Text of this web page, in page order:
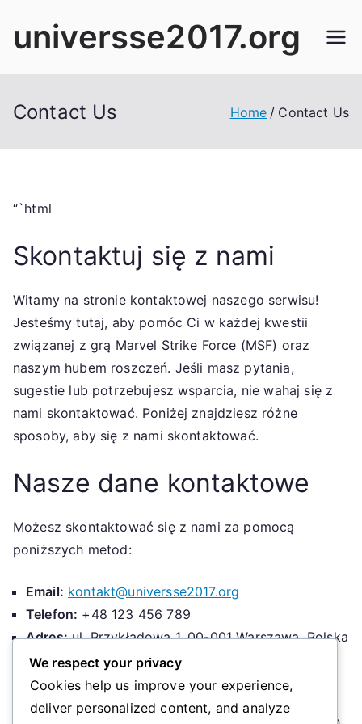
universse2017.org
Contact Us Home Contact Us
“`html
Skontaktuj się z nami
Witamy na stronie kontaktowej naszego serwisu!
Jesteśmy tutaj, aby pomóc Ci w każdej kwestii
związanej z grą Marvel Strike Force (MSF) oraz
naszym hubem roszczeń. Jeśli masz pytania,
sugestie lub potrzebujesz wsparcia, nie wahaj się z
nami skontaktować. Poniżej znajdziesz różne
sposoby, aby się z nami skontaktować.
Nasze dane kontaktowe
Możesz skontaktować się z nami za pomocą
poniższych metod:
Email: kontakt@universse2017.org
Telefon: +48 123 456 789
Adres:ul. Przykładowa 1, 00-001 Warszawa, Polska
Jak możemy Ci pomóc?
We respect your privacy
Cookies help us improve your experience,
deliver personalized content, and analyze